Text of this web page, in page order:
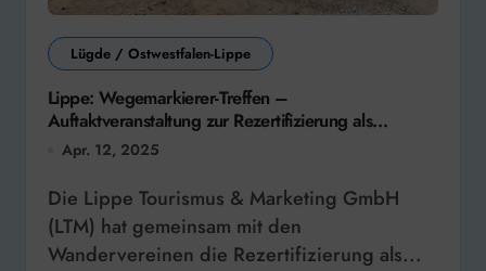
Lügde / Ostwestfalen-Lippe
Lippe: Wegemarkierer-Treffen –
Auftaktveranstaltung zur Rezertifizierung als
Qualitätsregion Wanderbares Deutschland
Apr. 12, 2025
Die Lippe Tourismus & Marketing GmbH
(LTM) hat gemeinsam mit den
Wandervereinen die Rezertifizierung als...